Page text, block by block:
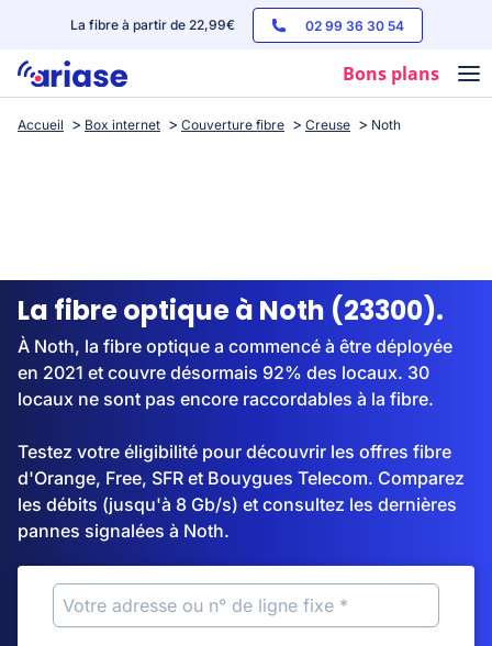
La fibre à partir de 22,99€ 02 99 36 30 54
Bons plans
Box internet
Streaming
Accueil Box internet Couverture fibre Creuse Noth
La fibre optique à Noth (23300).
À Noth, la fibre optique a commencé à être déployée
en 2021 et couvre désormais 92% des locaux. 30
locaux ne sont pas encore raccordables à la fibre.
Testez votre éligibilité pour découvrir les offres fibre
d'Orange, Free, SFR et Bouygues Telecom. Comparez
les débits (jusqu'à 8 Gb/s) et consultez les dernières
pannes signalées à Noth.